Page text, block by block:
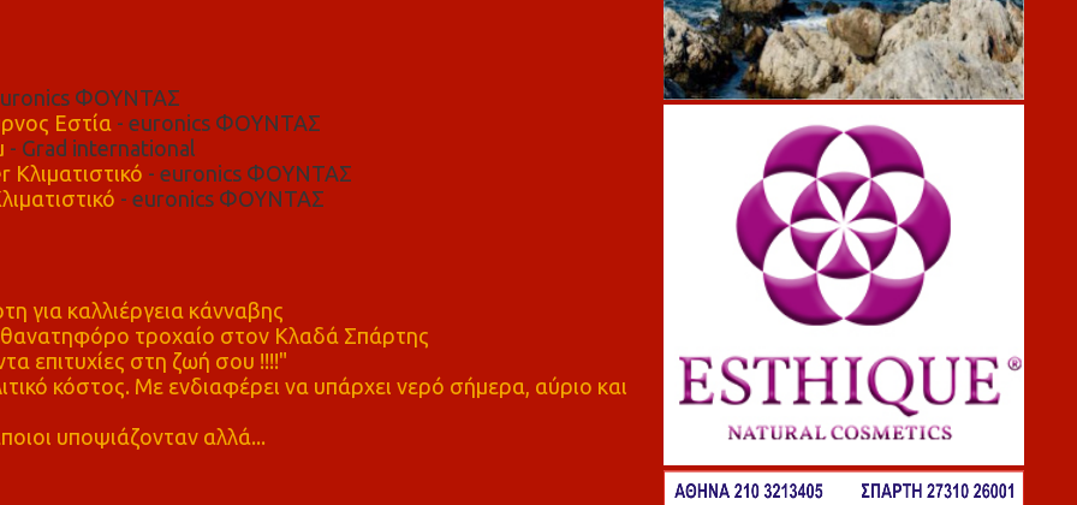
ΦΟΥΝΤΑΣ
Εστία- euronics ΦΟΥΝΤΑΣ
- Grad international
- euronics ΦΟΥΝΤΑΣ
- euronics ΦΟΥΝΤΑΣ
καλλιέργεια κάνναβης
τροχαίο στον Κλαδά Σπάρτης
επιτυχίες στη ζωή σου !!!!"
κόστος. Με ενδιαφέρει να υπάρχει νερό σήμερα, αύριο και
υποψιάζονταν αλλά...